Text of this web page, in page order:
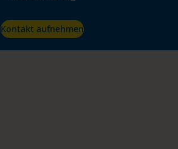
Kontakt aufnehmen